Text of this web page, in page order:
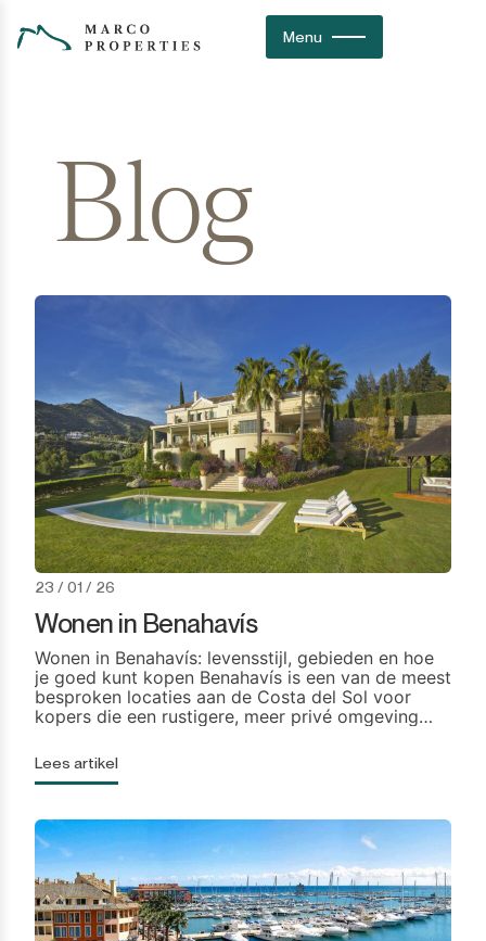
Menu
Blog
23 / 01 / 26
Wonen in Benahavís
Wonen in Benahavís: levensstijl, gebieden en hoe
je goed kunt kopen Benahavís is een van de meest
besproken locaties aan de Costa del Sol voor
kopers die een rustigere, meer privé omgeving
en de diensten rond Marbella en San Pedro de
Alcántara. Het combineert het gevoel van een
Lees artikel